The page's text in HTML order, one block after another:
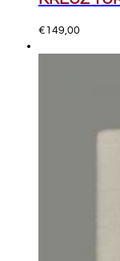
€149,00